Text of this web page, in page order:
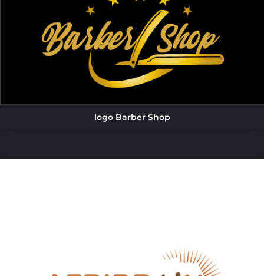
logo Barber Shop